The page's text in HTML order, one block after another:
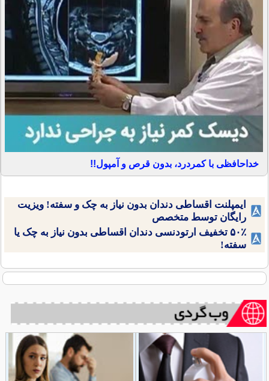
خداحافظی با کمردرد، بدون قرص و آمپول!!
ایمپلنت اقساطی دندان بدون نیاز به چک و سفته! ویزیت
رایگان توسط متخصص
۵۰٪ تخفیف ارتودنسی دندان اقساطی بدون نیاز به چک یا
سفته!